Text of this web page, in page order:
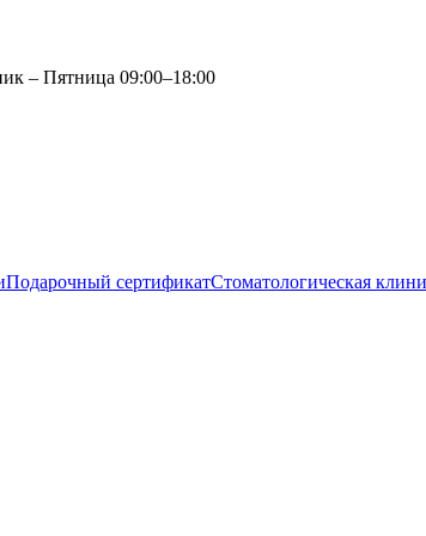
– Пятница 09:00–18:00
Подарочный сертификатСтоматологическая